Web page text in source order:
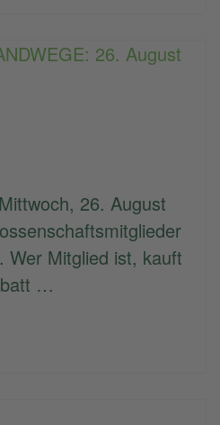
26. August
Wer Mitglied ist, kauft
…